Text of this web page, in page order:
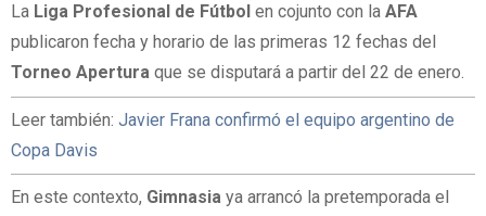
La Liga Profesional de Fútbol en cojunto con la AFA
publicaron fecha y horario de las primeras 12 fechas del
Torneo Apertura que se disputará a partir del 22 de enero.
Leer también: Javier Frana confirmó el equipo argentino de
Copa Davis
En este contexto, Gimnasia ya arrancó la pretemporada el